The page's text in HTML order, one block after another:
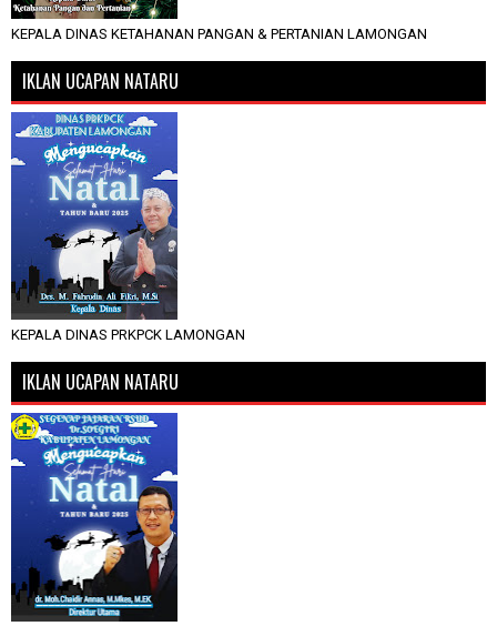
KEPALA DINAS KETAHANAN PANGAN & PERTANIAN LAMONGAN
IKLAN UCAPAN NATARU
KEPALA DINAS PRKPCK LAMONGAN
IKLAN UCAPAN NATARU